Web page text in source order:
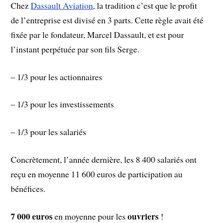
ChezDassault Aviation, la tradition c’est que le profit
de l’entreprise est divisé en 3 parts. Cette règle avait été
fixée par le fondateur, Marcel Dassault, et est pour
l’instant perpétuée par son fils Serge.
– 1/3 pour les actionnaires
– 1/3 pour les investissements
– 1/3 pour les salariés
Concrètement, l’année dernière, les 8 400 salariés ont
reçu en moyenne 11 600 euros de participation au
bénéfices.
7 000 eurosen moyenne pour lesouvriers !